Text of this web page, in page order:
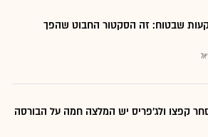
שבטוח: זה הסקטור החבוט שהפך
קפצו ולג'פריס יש המלצה חמה על הבורסה